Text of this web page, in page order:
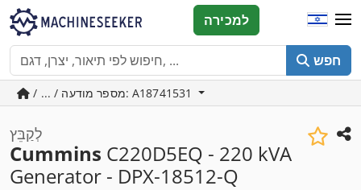
חפש
למכירה
/ ... / מספר מודעה: A18741531
לְקַבֵּץ
Cummins C220D5EQ - 220 kVA
Generator - DPX-18512-Q